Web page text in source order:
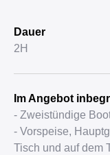
Dauer
2H
Im Angebot
- Zweistündige
- Vorspeise,
Tisch und auf dem